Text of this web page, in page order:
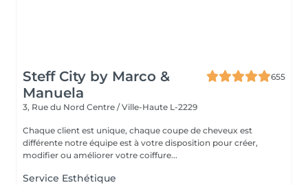
Steff City by Marco &
Manuela
655
3, Rue du Nord Centre / Ville-Haute L-2229
Chaque client est unique, chaque coupe de cheveux est
différente notre équipe est à votre disposition pour créer,
modifier ou améliorer votre coiffure...
Service Esthétique